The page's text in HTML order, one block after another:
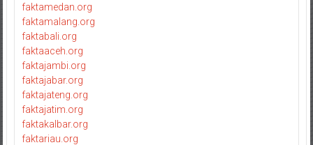
faktamedan.org
faktamalang.org
faktabali.org
faktaaceh.org
faktajambi.org
faktajabar.org
faktajateng.org
faktajatim.org
faktakalbar.org
faktariau.org